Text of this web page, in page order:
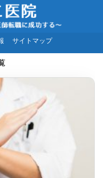
サイトマップ